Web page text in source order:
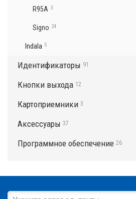
R95A 3
Signo 24
Indala 5
Идентификаторы 91
Кнопки выхода 12
Картоприемники 3
Аксессуары 37
Программное обеспечение 26